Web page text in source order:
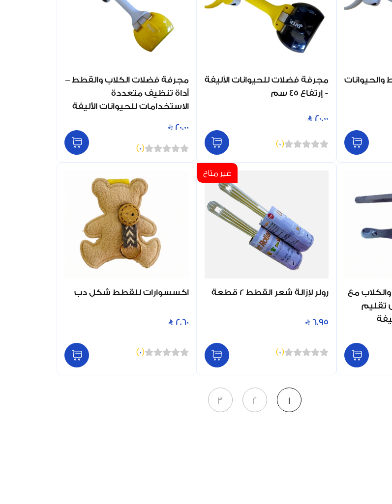
مجرفة فضلات للحيوانات الأليفة
- إرتفاع 45 سم
20.00
(
0
)
مجرفة فضلات الكلاب والقطط –
أداة تنظيف متعددة
الاستخدامات للحيوانات الأليفة
20.00
(
0
)
مع
تقليم
غير متاح
رولر لإزالة شعر القطط 2 قطعة
6.95
(
0
)
اكسسوارات للقطط شكل دب
2.60
(
0
)
1
2
3